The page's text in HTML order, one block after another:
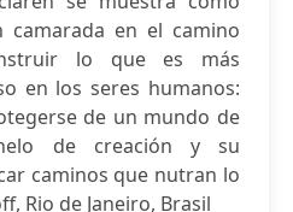
camarada en el camino
lo que es más
en los seres humanos:
de un mundo de
de creación y su
caminos que nutran lo
Rio de Janeiro, Brasil